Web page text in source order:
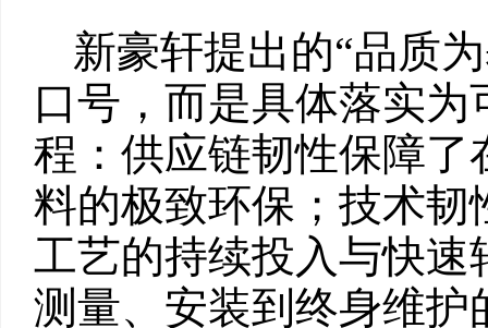
新豪轩提出的“品质
口号，而是具体落实
程：供应链韧性保障
料的极致环保；技术
工艺的持续投入与快
测量、安装到终身维